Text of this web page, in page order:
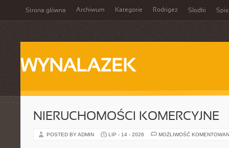
Strona główna Archiwum Kategorie Rodrigez Słodki Spis
WYNALAZEK
NIERUCHOMOŚCI KOMERCYJNE
POSTED BY ADMIN LIP - 14 - 2026 MOŻLIWOŚĆ